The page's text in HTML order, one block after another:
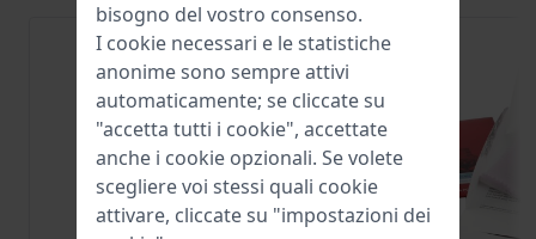
bisogno del vostro consenso.
I cookie necessari e le statistiche
anonime sono sempre attivi
automaticamente; se cliccate su
"accetta tutti i cookie", accettate
anche i cookie opzionali. Se volete
scegliere voi stessi quali cookie
attivare, cliccate su "impostazioni dei